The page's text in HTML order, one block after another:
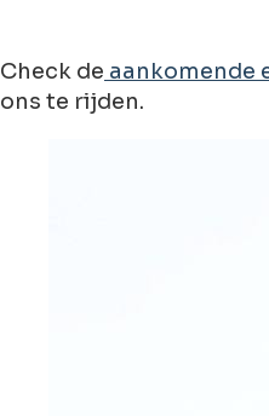
Check de aankomende
ons te rijden.